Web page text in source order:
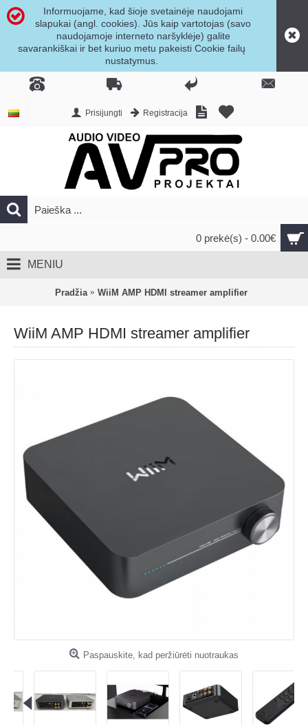
Informuojame, kad šioje svetainėje naudojami
slapukai (angl. cookies). Jūs kaip vartotojas (savo
naudojamoje interneto naršyklėje) galite
savarankiškai ir bet kuriuo metu pakeisti Cookie failų
nustatymus.
Prisijungti Registracija
0 prekė(s) - 0.00€
MENIU
Pradžia WiiM AMP HDMI streamer amplifier
WiiM AMP HDMI streamer amplifier
Paspauskite, kad peržiūrėti nuotraukas